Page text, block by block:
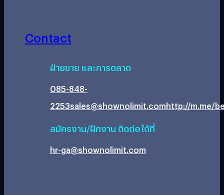
Contact
ฝ่ายขาย และการตลาด
085-848-
2253sales@shownolimit.comhttp://m.me/
สมัครงาน/ฝึกงาน ติดต่อได้ที่
hr-ga@shownolimit.com